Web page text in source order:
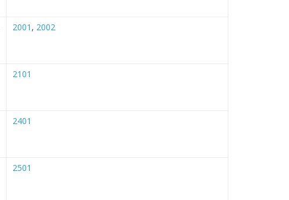
2001 , 2002
2101
2401
2501